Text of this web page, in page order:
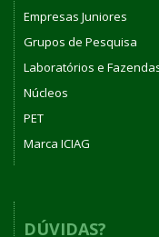
Empresas Juniores
Grupos de Pesquisa
Laboratórios e
Núcleos
PET
Marca ICIAG
DÚVIDAS?